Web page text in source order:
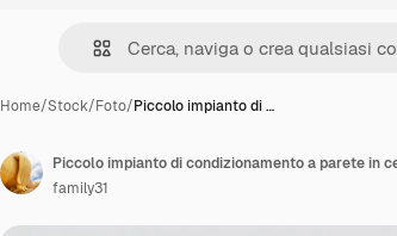
Home/Stock/Foto/Piccolo impianto di …
Piccolo impianto di condizionamento a parete in
family31